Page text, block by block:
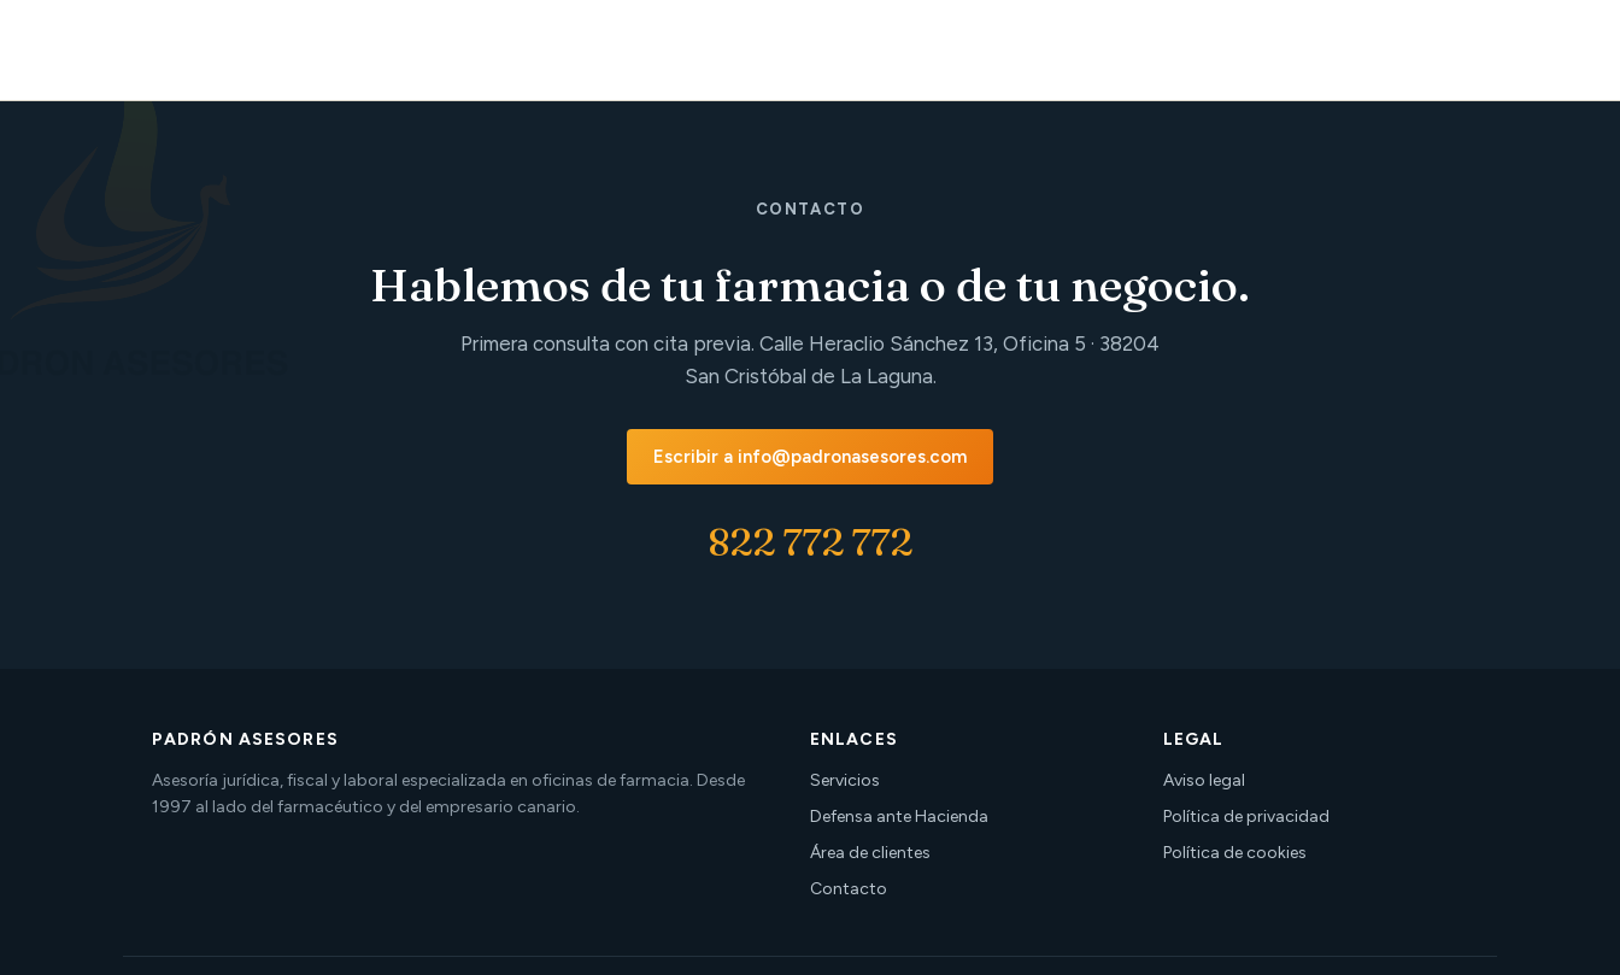
CONTACTO
Hablemos de tu farmacia o de tu negocio.
Primera consulta con cita previa. Calle Heraclio Sánchez 13, Oficina 5 · 38204
San Cristóbal de La Laguna.
Escribir a info@padronasesores.com
822 772 772
PADRÓN ASESORES
Asesoría jurídica, fiscal y laboral especializada en oficinas de farmacia. Desde
1997 al lado del farmacéutico y del empresario canario.
ENLACES
Servicios
Defensa ante Hacienda
Área de clientes
Contacto
LEGAL
Aviso legal
Política de privacidad
Política de cookies